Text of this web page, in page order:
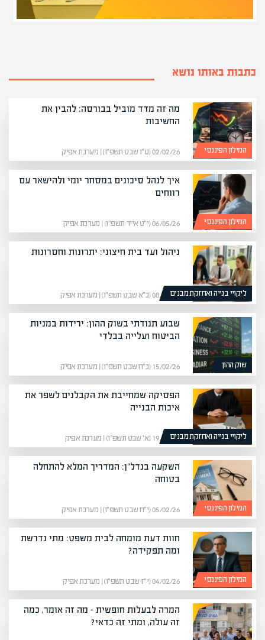
כתבות באותו נושא
המילון הפיננסי
מה זה מדד מוביל בבורסה: להבין את
החשיבות
02/02/26 (ט״ו שבט תשפ״ו) | מערכת אפיק
המילון הפיננסי
איך לנהל סיכונים במסחר יומי ולהישאר עם
רווחים
06/05/26 (י״ט אייר תשפ״ו) | מערכת אפיק
ליקויי בנייה ואחזקת מבנים
ניהול ועד בית חיצוני: יתרונות וחסרונות
08/02/26 (כ״א שבט תשפ״ו) | מערכת אפיק
שוק ההון
שבוע תנודתי בשוק ההון: ירידות במניות
הביטוח ועלייה בבלדי
15/02/26 (כ״ח שבט תשפ״ו) | מערכת אפיק
ליקויי בנייה ואחזקת מבנים
הפסיקה שמחייבת את הקבלנים לשפר את
איכות הבנייה
19/01/26 (א׳ שבט תשפ״ו) | מערכת אפיק
המילון הפיננסי
השקעה בנדל"ן: המדריך המלא להתחלה
בטוחה
05/02/26 (י״ח שבט תשפ״ו) | מערכת אפיק
המילון הפיננסי
חוות דעת מומחה לבית משפט: מתי נדרשת
ומה תפקידה?
04/02/26 (י״ז שבט תשפ״ו) | מערכת אפיק
המרה לבעלות חופשית – מה זה אומר, כמה
זה עולה, ומתי זה כדאי?